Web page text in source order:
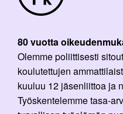
80 vuotta
Olemme poliittisesti
koulutettujen
kuuluu 12 jäsenliittoa ja
Työskentelemme tasa-